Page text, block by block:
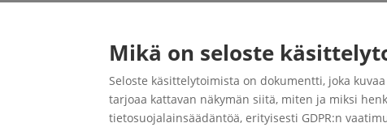
Mikä on seloste
Seloste käsittelytoimista on dokumentti, joka
tarjoaa kattavan näkymän siitä, miten ja miksi
tietosuojalainsäädäntöä, erityisesti GDPR:n